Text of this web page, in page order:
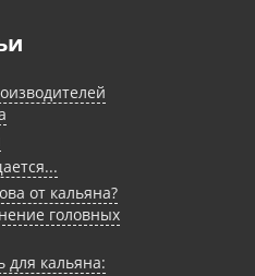
от кальяна?
головных
для кальяна: